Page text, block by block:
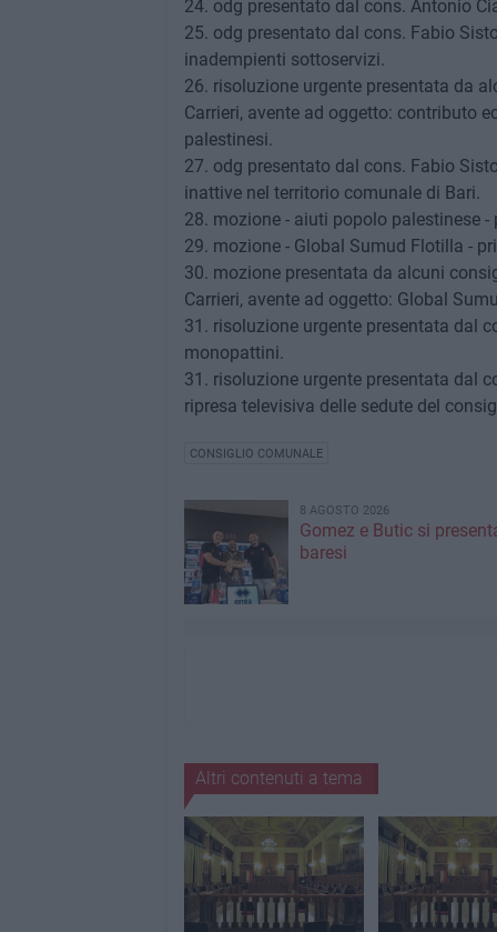
24. odg presentato dal cons. Antonio
25. odg presentato dal cons. Fabio
inadempienti sottoservizi.
26. risoluzione urgente presentata da
Carrieri, avente ad oggetto: contributo
palestinesi.
27. odg presentato dal cons. Fabio
inattive nel territorio comunale di Bari.
28. mozione - aiuti popolo palestinese
29. mozione - Global Sumud Flotilla -
30. mozione presentata da alcuni
Carrieri, avente ad oggetto: Global
31. risoluzione urgente presentata dal
monopattini.
31. risoluzione urgente presentata dal
ripresa televisiva delle sedute del
CONSIGLIO COMUNALE
8 AGOSTO 2026
Gomez e Butic si
baresi
Altri contenuti a tema